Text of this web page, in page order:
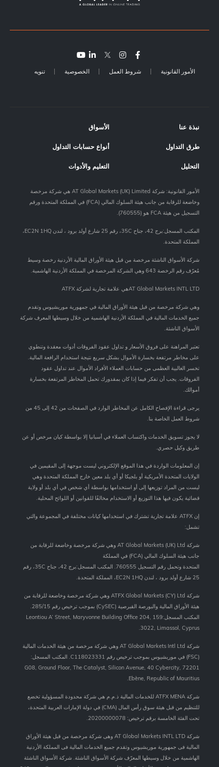
الأمور القانونية شروط العمل الخصوصية تنويه
نبذة عنا الأسواق
طرق التداول أنواع حسابات التداول
التحليل التعليم والأدوات
الأمور القانونية: شركة AT Global Markets (UK) Limited هي شركة مرخصة
وخاضعة للرقابة من جانب هيئة السلوك المالي (FCA) في المملكة المتحدة ورقم
التسجيل من هيئة FCA هو (760555).
المكتب المسجل:برج 42، جناح 35C، رقم 25 شارع أولد برود ، لندن EC2N 1HQ،
المملكة المتحدة.
شركة الأسواق الناشئة مرخصة من قبل هيئة الأوراق المالية الأردنية رخصة وسيط
مُعرّف رقم الرخصة 643 وهي الشركة المرخصة في المملكة الأردنية الهاشمية.
AT Global Markets INTL LTDهي علامة تجارية لشركة ATFX
وهي شركة مرخصة من قبل هيئة الأوراق المالية في جمهورية موريشيوس وتقدم
جميع الخدمات المالية في المملكة الأردنية الهاشمية من خلال وسيطها المعرف شركة
الأسواق الناشئة.
تعتبر المراهنة على فروق الأسعار و تداول عقود الفروقات أدوات معقدة وتنطوي
على مخاطر مرتفعة بخسارة الأموال بشكل سريع نتيجة استخدام الرافعة المالية.
تخسر الغالبية العظمى من حسابات العملاء الأفراد الأموال عند تداول عقود
الفروقات. يجب أن تفكر فيما إذا كان بمقدورك تحمل المخاطر المرتفعة بخسارة
أموالك.
يرجى قراءة الإفصاح الكامل عن المخاطر الوارد في الصفحات من 42 إلى 45 من
شروط العمل الخاصة بنا.
لا يجوز تسويق الخدمات واكتساب العملاء في أسبانيا إلا بواسطة كيان مرخص أو عن
طريق وكيل حصري.
إن المعلومات الواردة في هذا الموقع الإلكتروني ليست موجهة إلى المقيمين في
الولايات المتحدة الأمريكية أو بلجيكا أو أي بلد معين خارج المملكة المتحدة وهي
ليست من المراد توزيعها إلى أو استخدامها بواسطة أي شخص في أي بلد أو ولاية
قضائية يكون فيها هذا التوزيع أو الاستخدام مخالفًا للقوانين أو اللوائح المحلية.
إن ATFX علامة تجارية تشترك في استخدامها كيانات مختلفة في المجموعة والتي
تشمل:
شركة AT Global Markets (UK) Ltd وهي شركة مرخصة وخاضعة للرقابة من
جانب هيئة السلوك المالي (FCA) في المملكة
المتحدة وتحمل رقم التسجيل 760555. المكتب المسجل:برج 42، جناح 35C، رقم
25 شارع أولد برود ، لندن EC2N 1HQ، المملكة المتحدة.
شركة ATFX Global Markets (CY) Ltd وهي شركة مرخصة وخاضعة للرقابة من
هيئة الأوراق المالية والبورصة القبرصية (CySEC) بموجب ترخيص رقم 285/15.
المكتب المسجل:159 Leontiou A’ Street, Maryvonne Building Office 204,
3022, Limassol, Cyprus.
شركة AT Global Markets Intl Ltd وهي شركة مرخصة من هيئة الخدمات المالية
(FSC) في موريشيوس بموجب ترخيص رقم C118023331. المكتب المسجل:
G08, Ground Floor, The Catalyst, Silicon Avenue, 40 Cybercity, 72201
Ebène, Republic of Mauritius.
شركة ATFX MENA للخدمات المالية ذ.م.م هي شركة محدودة المسؤولية تخضع
للتنظيم من قبل هيئة سوق رأس المال (CMA) في دولة الإمارات العربية المتحدة،
تحت الفئة الخامسة برقم ترخيص: 20200000078.
شركة AT Global Markets INTL LTD وهى شركة مرخصة من قبل هيئة الأوراق
المالية فى جمهورية موريشيوس وتقدم جميع الخدمات المالية فى المملكة الأردنية
الهاشمية من خلال وسيطها المعرّف شركة الأسواق الناشئة. شركة الأسواق الناشئة